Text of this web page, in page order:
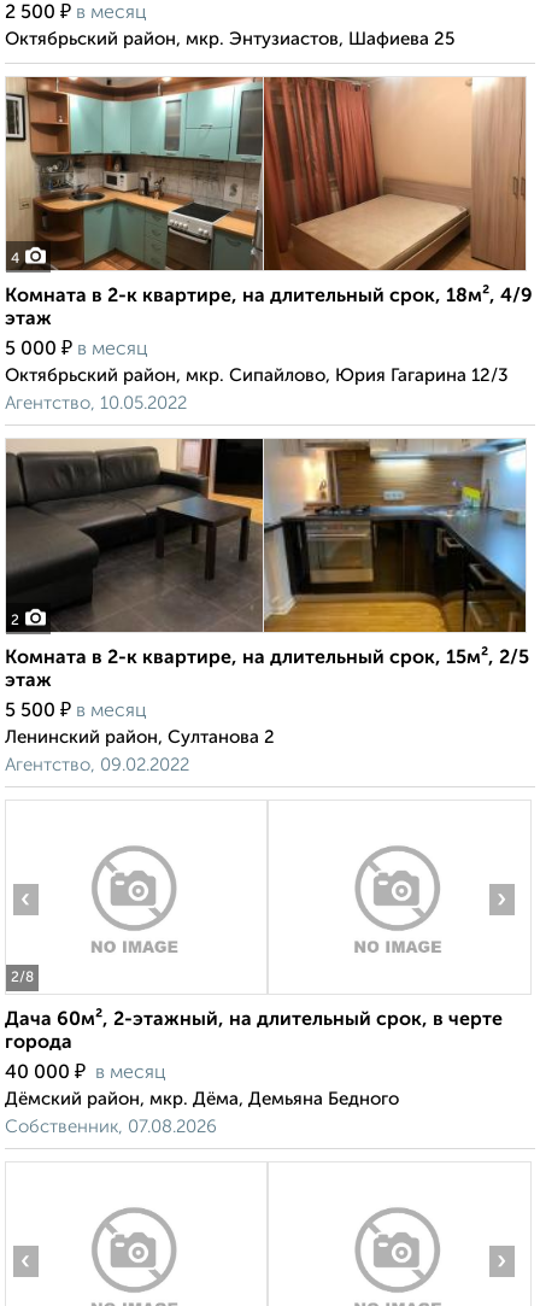
2 500 ₽ в месяц
Октябрьский район, мкр. Энтузиастов, Шафиева 25
4
Комната в 2-к квартире, на длительный срок, 18м², 4/9
этаж
5 000 ₽ в месяц
Октябрьский район, мкр. Сипайлово, Юрия Гагарина 12/3
Агентство, 10.05.2022
2
Комната в 2-к квартире, на длительный срок, 15м², 2/5
этаж
5 500 ₽ в месяц
Ленинский район, Султанова 2
Агентство, 09.02.2022
2/8
‹ ›
Дача 60м², 2-этажный, на длительный срок, в черте
города
40 000 ₽ в месяц
Дёмский район, мкр. Дёма, Демьяна Бедного
Собственник, 07.08.2026
‹ ›